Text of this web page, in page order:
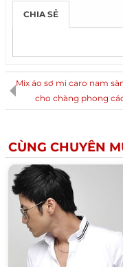
CHIA SẺ
Mix áo sơ mi caro nam
cho chàng phong
CÙNG CHUYÊN